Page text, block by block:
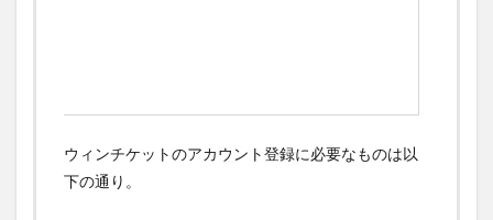
ウィンチケットのアカウント登録に必要なものは以
下の通り。